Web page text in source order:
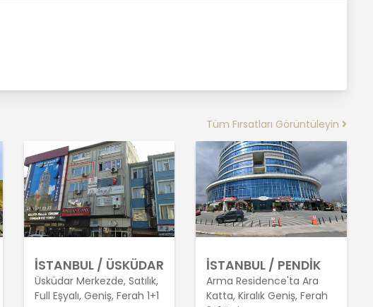
Tüm Fırsatları Görüntüleyin
İSTANBUL / ÜSKÜDAR
Üsküdar Merkezde, Satılık,
Full Eşyalı, Geniş, Ferah 1+1
İSTANBUL / PENDİK
Arma Residence'ta Ara
Katta, Kiralık Geniş, Ferah